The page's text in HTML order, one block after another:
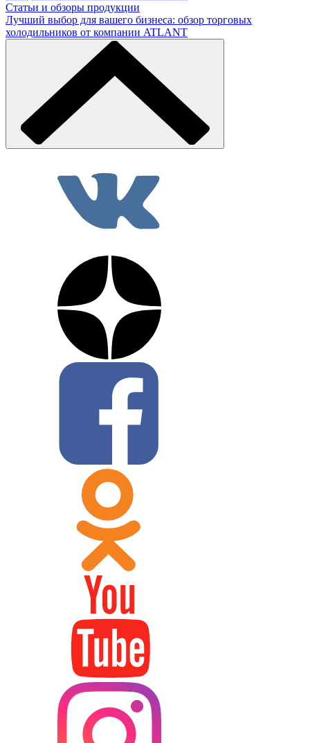
Статьи и обзоры продукции
Лучший выбор для вашего бизнеса: обзор торговых
холодильников от компании ATLANT